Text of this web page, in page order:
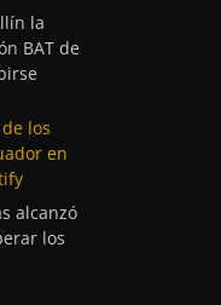
la
BAT de
los
en
alcanzó
los